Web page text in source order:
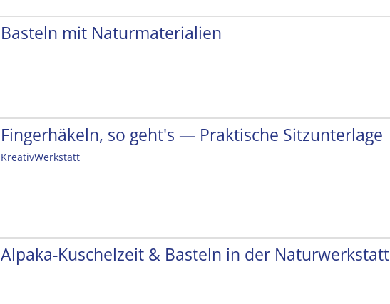
Basteln mit Naturmaterialien
Fingerhäkeln, so geht's — Praktische Sitzunterlage
KreativWerkstatt
Alpaka-Kuschelzeit & Basteln in der Naturwerkstatt